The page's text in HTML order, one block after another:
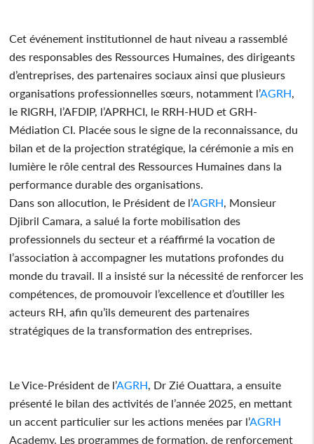
Cet événement institutionnel de haut niveau a rassemblé
des responsables des Ressources Humaines, des dirigeants
d’entreprises, des partenaires sociaux ainsi que plusieurs
organisations professionnelles sœurs, notamment l’AGRH
le RIGRH, l’AFDIP, l’APRHCI, le RRH-HUD et GRH-
Médiation CI. Placée sous le signe de la reconnaissance, du
bilan et de la projection stratégique, la cérémonie a mis en
lumière le rôle central des Ressources Humaines dans la
performance durable des organisations.
Dans son allocution, le Président de l’AGRH , Monsieur
Djibril Camara, a salué la forte mobilisation des
professionnels du secteur et a réaffirmé la vocation de
l’association à accompagner les mutations profondes du
monde du travail. Il a insisté sur la nécessité de renforcer les
compétences, de promouvoir l’excellence et d’outiller les
acteurs RH, afin qu’ils demeurent des partenaires
stratégiques de la transformation des entreprises.
Le Vice-Président de l’AGRH , Dr Zié Ouattara, a ensuite
présenté le bilan des activités de l’année 2025, en mettant
un accent particulier sur les actions menées par l’AGRH
Academy. Les programmes de formation, de renforcement